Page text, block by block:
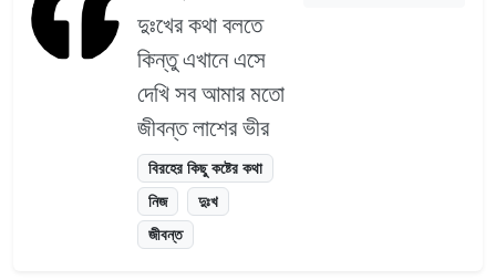
দুঃখের কথা বলতে
কিন্তু এখানে এসে
দেখি সব আমার মতো
জীবন্ত লাশের ভীর
বিরহের কিছু কষ্টের কথা
নিজ
দুঃখ
জীবন্ত